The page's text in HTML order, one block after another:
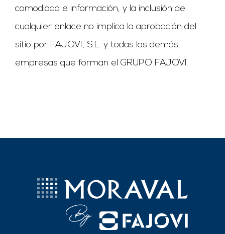
comodidad e información, y la inclusión de
cualquier enlace no implica la aprobación del
sitio por FAJOVI, S.L. y todas las demás
empresas que forman el GRUPO FAJOVI.